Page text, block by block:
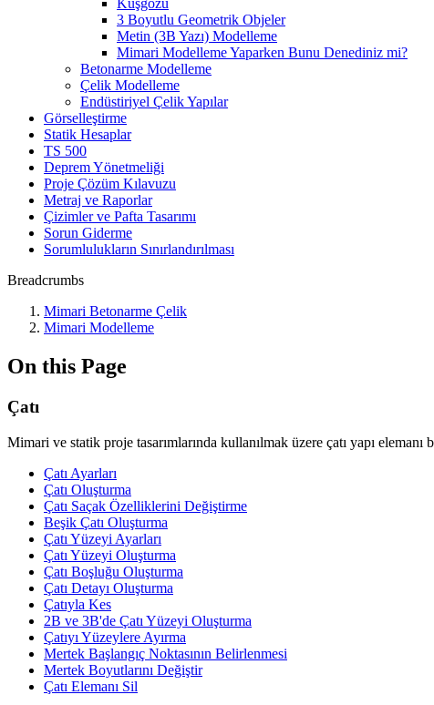
Kuşgözü
3 Boyutlu Geometrik Objeler
Metin (3B Yazı) Modelleme
Mimari Modelleme Yaparken Bunu Denediniz mi?
Betonarme Modelleme
Çelik Modelleme
Endüstiriyel Çelik Yapılar
Görselleştirme
Statik Hesaplar
TS 500
Deprem Yönetmeliği
Proje Çözüm Kılavuzu
Metraj ve Raporlar
Çizimler ve Pafta Tasarımı
Sorun Giderme
Sorumlulukların Sınırlandırılması
Breadcrumbs
Mimari Betonarme Çelik
Mimari Modelleme
On this Page
Çatı
Mimari ve statik proje tasarımlarında kullanılmak üzere çatı yapı elemanı
Çatı Ayarları
Çatı Oluşturma
Çatı Saçak Özelliklerini Değiştirme
Beşik Çatı Oluşturma
Çatı Yüzeyi Ayarları
Çatı Yüzeyi Oluşturma
Çatı Boşluğu Oluşturma
Çatı Detayı Oluşturma
Çatıyla Kes
2B ve 3B'de Çatı Yüzeyi Oluşturma
Çatıyı Yüzeylere Ayırma
Mertek Başlangıç Noktasının Belirlenmesi
Mertek Boyutlarını Değiştir
Çatı Elemanı Sil